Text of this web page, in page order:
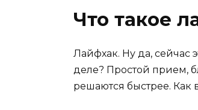
Что такое
Лайфхак. Ну да, сейчас
деле? Простой прием,
решаются быстрее. Как